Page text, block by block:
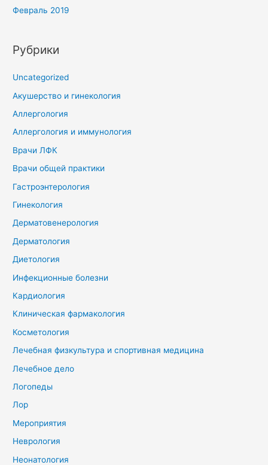
Февраль 2019
Рубрики
Uncategorized
Акушерство и гинекология
Аллергология
Аллергология и иммунология
Врачи ЛФК
Врачи общей практики
Гастроэнтерология
Гинекология
Дерматовенерология
Дерматология
Диетология
Инфекционные болезни
Кардиология
Клиническая фармакология
Косметология
Лечебная физкультура и спортивная медицина
Лечебное дело
Логопеды
Лор
Мероприятия
Неврология
Неонатология